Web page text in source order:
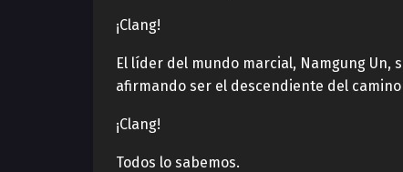
¡Clang!
El líder del mundo marcial, Namgung Un,
afirmando ser el descendiente del
¡Clang!
Todos lo sabemos.